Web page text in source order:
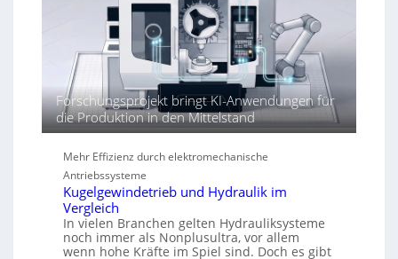
e
d
i
e
e
r
f
o
r
m
Forschungsprojekt bringt KI-Anwendungen für
die Produktion in den Mittelstand
Mehr Effizienz durch elektromechanische
Antriebssysteme
Kugelgewindetrieb und Hydraulik im
Vergleich
In vielen Branchen gelten Hydrauliksysteme
noch immer als Nonplusultra, vor allem
wenn hohe Kräfte im Spiel sind. Doch es gibt